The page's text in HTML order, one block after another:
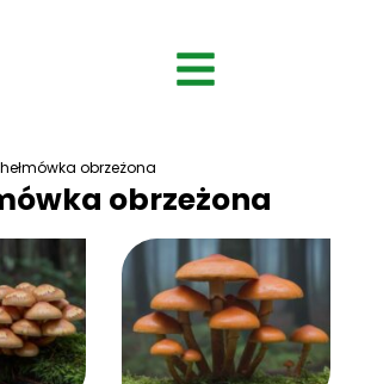
hełmówka obrzeżona
obrzeżona